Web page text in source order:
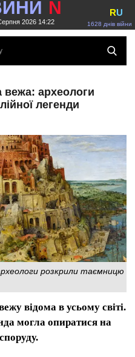
N
2026 14:22 1628 днів війни
RU
археологи
легенди
розкрили таємницю
відома в усьому світі.
могла опиратися на